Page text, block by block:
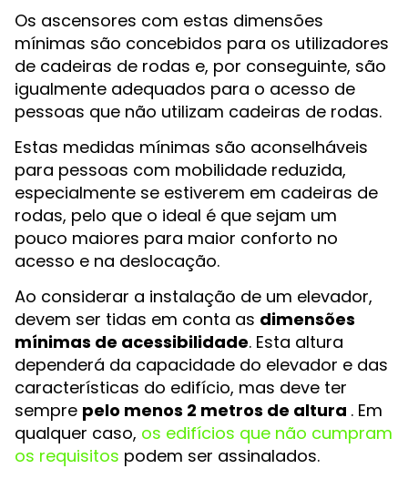
Os ascensores com estas dimensões
mínimas são concebidos para os utilizadores
de cadeiras de rodas e, por conseguinte, são
igualmente adequados para o acesso de
pessoas que não utilizam cadeiras de rodas.
Estas medidas mínimas são aconselháveis
para pessoas com mobilidade reduzida,
especialmente se estiverem em cadeiras de
rodas, pelo que o ideal é que sejam um
pouco maiores para maior conforto no
acesso e na deslocação.
Ao considerar a instalação de um elevador,
devem ser tidas em conta as dimensões
mínimas de acessibilidade. Esta altura
dependerá da capacidade do elevador e das
características do edifício, mas deve ter
sempre pelo menos 2 metros de altura . Em
qualquer caso, os edifícios que não cumpram
os requisitos podem ser assinalados.